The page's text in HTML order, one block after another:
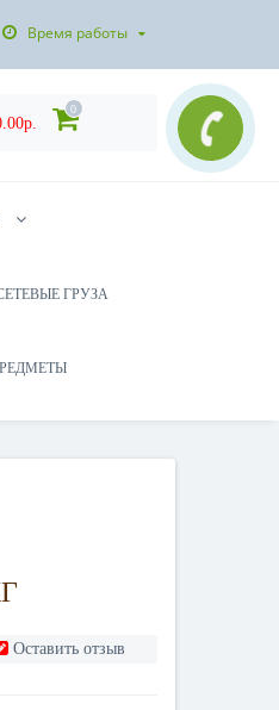
Время работы
0
ГРУЗА
Оставить отзыв